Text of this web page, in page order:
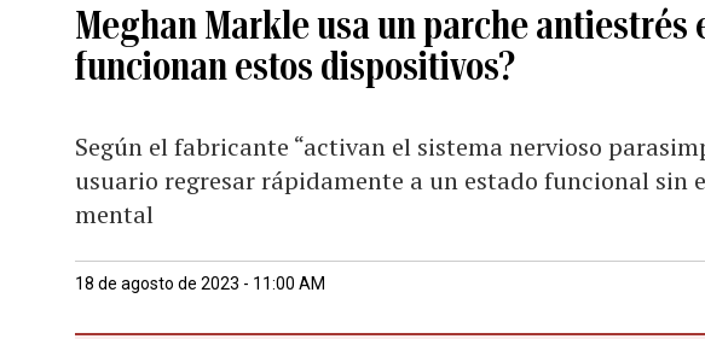
Meghan Markle usa un parche antiestrés
funcionan estos dispositivos?
Según el fabricante “activan el sistema nervioso
usuario regresar rápidamente a un estado funcional sin
mental
18 de agosto de 2023 - 11:00 AM